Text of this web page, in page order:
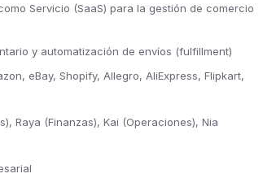
Servicio (SaaS) para la gestión de comercio
y automatización de envíos (fulfillment)
eBay, Shopify, Allegro, AliExpress, Flipkart,
Raya (Finanzas), Kai (Operaciones), Nia